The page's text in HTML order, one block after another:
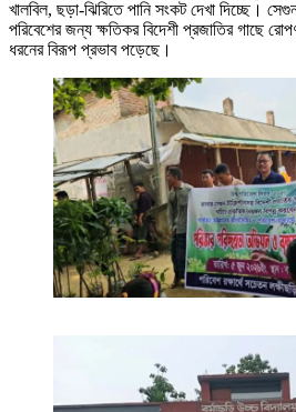
খালবিল, ছড়া-ঝিরিতে পানি সংকট দেখা দিচ্ছে।
পরিবেশের জন্য ক্ষতিকর বিদেশী প্রজাতির গাছে
ধরনের বিরূপ প্রভাব পড়েছে।